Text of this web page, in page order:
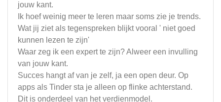
jouw kant.
Ik hoef weinig meer te leren maar soms zie je trends.
Wat jij ziet als tegenspreken blijkt vooral ' niet goed
kunnen lezen te zijn'
Waar zeg ik een expert te zijn? Alweer een invulling
van jouw kant.
Succes hangt af van je zelf, ja een open deur. Op
apps als Tinder sta je alleen op flinke achterstand.
Dit is onderdeel van het verdienmodel.